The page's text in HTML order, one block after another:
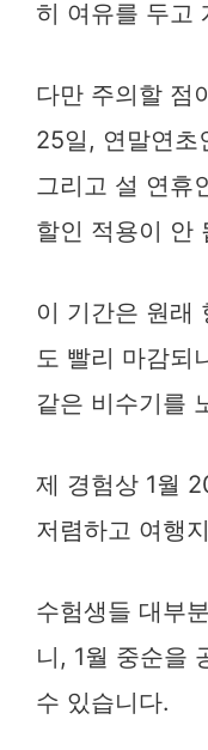
히 여유를 두고
다만 주의할 점
25일, 연말연초
그리고 설 연휴
할인 적용이 안
이 기간은 원래
도 빨리 마감되
같은 비수기를
제 경험상 1월
저렴하고 여행
수험생들 대부
니, 1월 중순을
수 있습니다.